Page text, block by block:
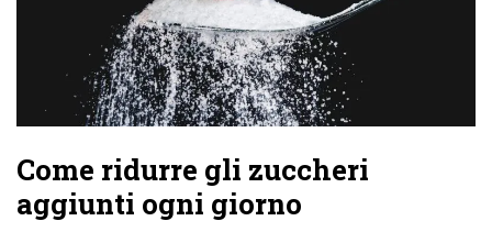
Come ridurre gli zuccheri
aggiunti ogni giorno